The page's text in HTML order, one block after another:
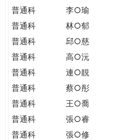
普通科
李○瑜
普通科
林○郁
普通科
邱○慈
普通科
高○沅
普通科
連○靚
普通科
蔡○彤
普通科
王○喬
普通科
張○睿
普通科
張○修